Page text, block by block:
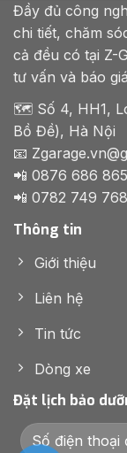
Đầy đủ công
chi tiết, chăm
cả đều có tại Z-
tư vấn và báo
🗺️ Số 4, HH1,
Bồ Đề), Hà Nội
📧
📲 0876 686 865
📲 0782 749 768
Thông tin
Giới thiệu
Liên hệ
Tin tức
Dòng xe
Đặt lịch bảo